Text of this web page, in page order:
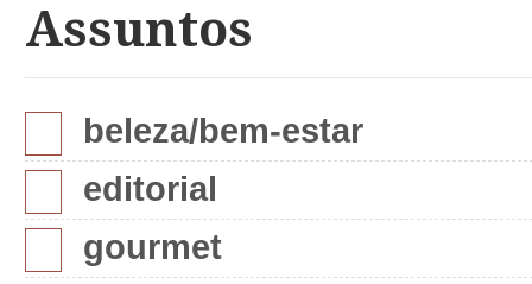
Assuntos
beleza/bem-estar
editorial
gourmet